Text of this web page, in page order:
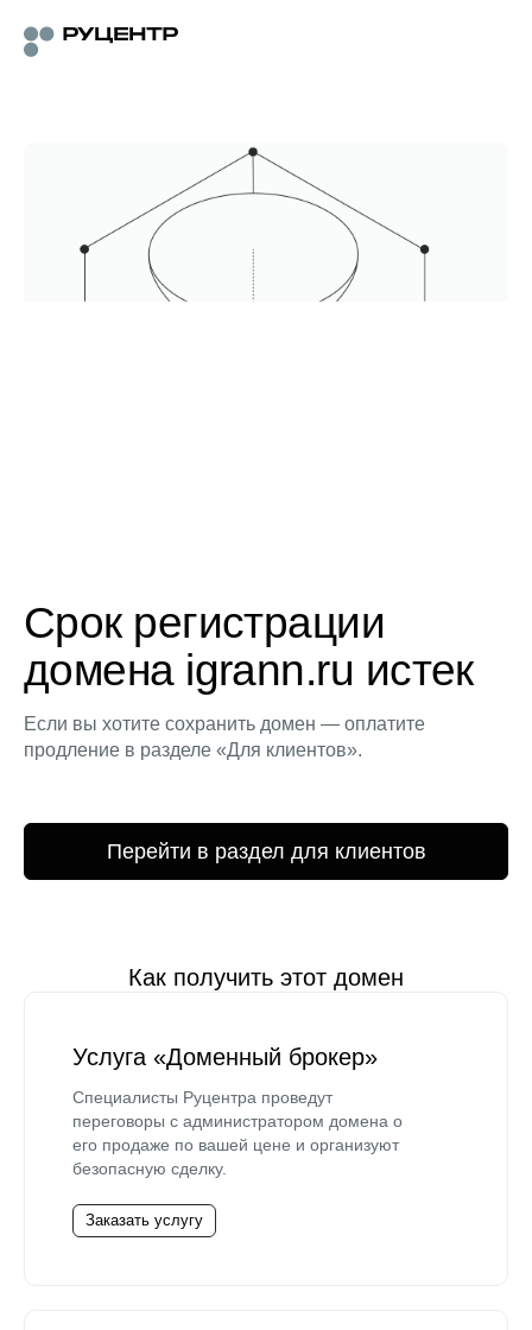
Срок регистрации
домена igrann.ru истек
Если вы хотите сохранить домен — оплатите
продление в разделе «Для клиентов».
Перейти в раздел для клиентов
Как получить этот домен
Услуга «Доменный брокер»
Специалисты Руцентра проведут
переговоры с администратором домена о
его продаже по вашей цене и организуют
безопасную сделку.
Заказать услугу